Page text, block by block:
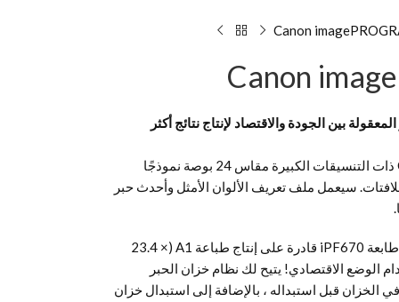
Canon
Canon
بين الجودة والاقتصاد لإنتاج نتائج أكثر
تعد طابعة Canon imagePROGRAF iPF670 ذات التنسيقات الكبيرة مقاس 24 بوصة نموذجًا
سيعمل ملف تعريف الألوان الأمثل وأحدث حبر
تتفهم Canon أن السرعة أمر مهم ، ولهذا فإن طابعة iPF670 قادرة على إنتاج طباعة A1 (23.4 ×
ما يصل إلى 28 ثانية 6 باستخدام الوضع الاقتصادي! يتيح لك نظام خزان الحبر
قبل استبداله ، بالإضافة إلى استبدال خزان